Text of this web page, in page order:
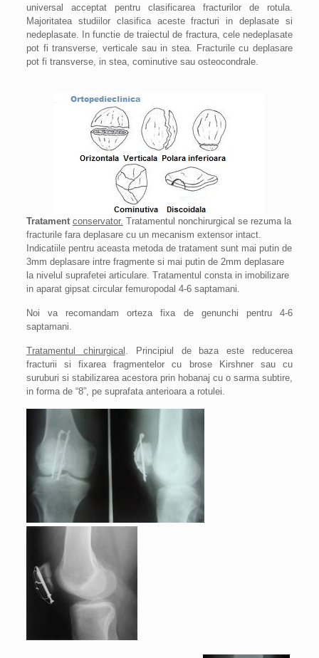
universal acceptat pentru clasificarea fracturilor de rotula.
Majoritatea studiilor clasifica aceste fracturi in deplasate si
nedeplasate. In functie de traiectul de fractura, cele nedeplasate
pot fi transverse, verticale sau in stea. Fracturile cu deplasare
pot fi transverse, in stea, cominutive sau osteocondrale.
Tratament conservator. Tratamentul nonchirurgical se rezuma la
fracturile fara deplasare cu un mecanism extensor intact.
Indicatiile pentru aceasta metoda de tratament sunt mai putin de
3mm deplasare intre fragmente si mai putin de 2mm deplasare
la nivelul suprafetei articulare. Tratamentul consta in imobilizare
in aparat gipsat circular femuropodal 4-6 saptamani.
Noi va recomandam orteza fixa de genunchi pentru 4-6
saptamani.
Tratamentul chirurgical
. Principiul de baza este reducerea
fracturii si fixarea fragmentelor cu brose Kirshner sau cu
suruburi si stabilizarea acestora prin hobanaj cu o sarma subtire,
in forma de “8”, pe suprafata anterioara a rotulei.